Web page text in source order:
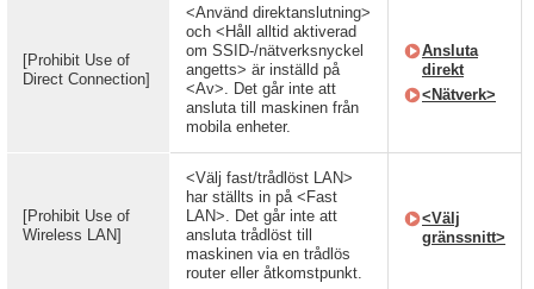
[Prohibit Use of
Direct Connection]
<Använd direktanslutning>
och <Håll alltid aktiverad
om SSID-/nätverksnyckel
angetts> är inställd på
<Av>. Det går inte att
ansluta till maskinen från
mobila enheter.
Ansluta
direkt
<Nätverk>
[Prohibit Use of
Wireless LAN]
<Välj fast/trådlöst LAN>
har ställts in på <Fast
LAN>. Det går inte att
ansluta trådlöst till
maskinen via en trådlös
router eller åtkomstpunkt.
<Välj
gränssnitt>